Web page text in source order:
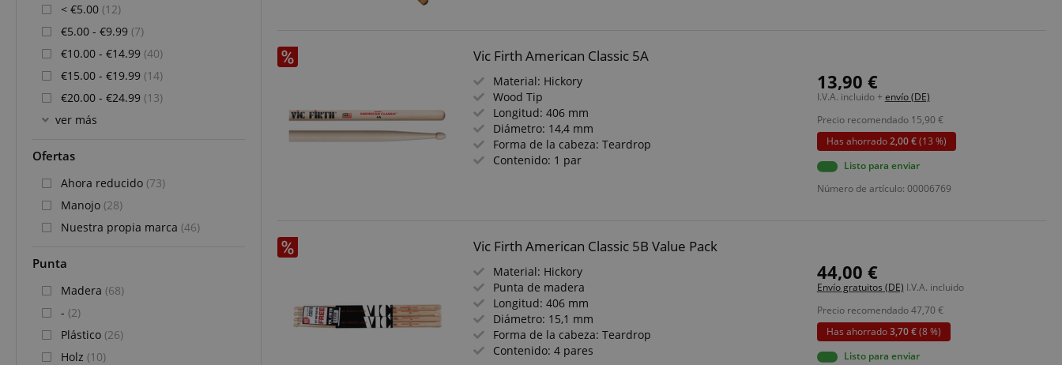
Vic Firth American Classic 5A
Material: Hickory
Wood Tip
Longitud: 406 mm
Diámetro: 14,4 mm
Forma de la cabeza: Teardrop
Contenido: 1 par
13,90 €
I.V.A. incluido + envío (DE)
Precio recomendado 15,90 €
Has ahorrado2,00 €(13 %)
Listo para enviar
Número de artículo: 00006769
Vic Firth American Classic 5B Value Pack
Material: Hickory
Punta de madera
Longitud: 406 mm
Diámetro: 15,1 mm
Forma de la cabeza: Teardrop
Contenido: 4 pares
44,00 €
Envío gratuitos (DE) I.V.A. incluido
Precio recomendado47,70 €
Has ahorrado3,70 €(8 %)
Listo para enviar
< €5.00 (12)
€5.00 - €9.99 (7)
€10.00 - €14.99 (40)
€15.00 - €19.99 (14)
€20.00 - €24.99 (13)
ver más
Ofertas
Ahora reducido (73)
Manojo (28)
Nuestra propia marca (46)
Punta
Madera (68)
- (2)
Plástico (26)
Holz (10)